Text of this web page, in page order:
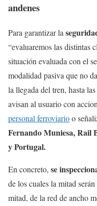
andenes
Para garantizar la
“evaluaremos las distintas
situación evaluada con el
modalidad pasiva que no
la llegada del tren, hasta
avisan al usuario con
personal ferroviarioo
Fernando Muniesa, Rail
y Portugal.
En concreto, se
de los cuales la mitad
mitad, de la red de ancho